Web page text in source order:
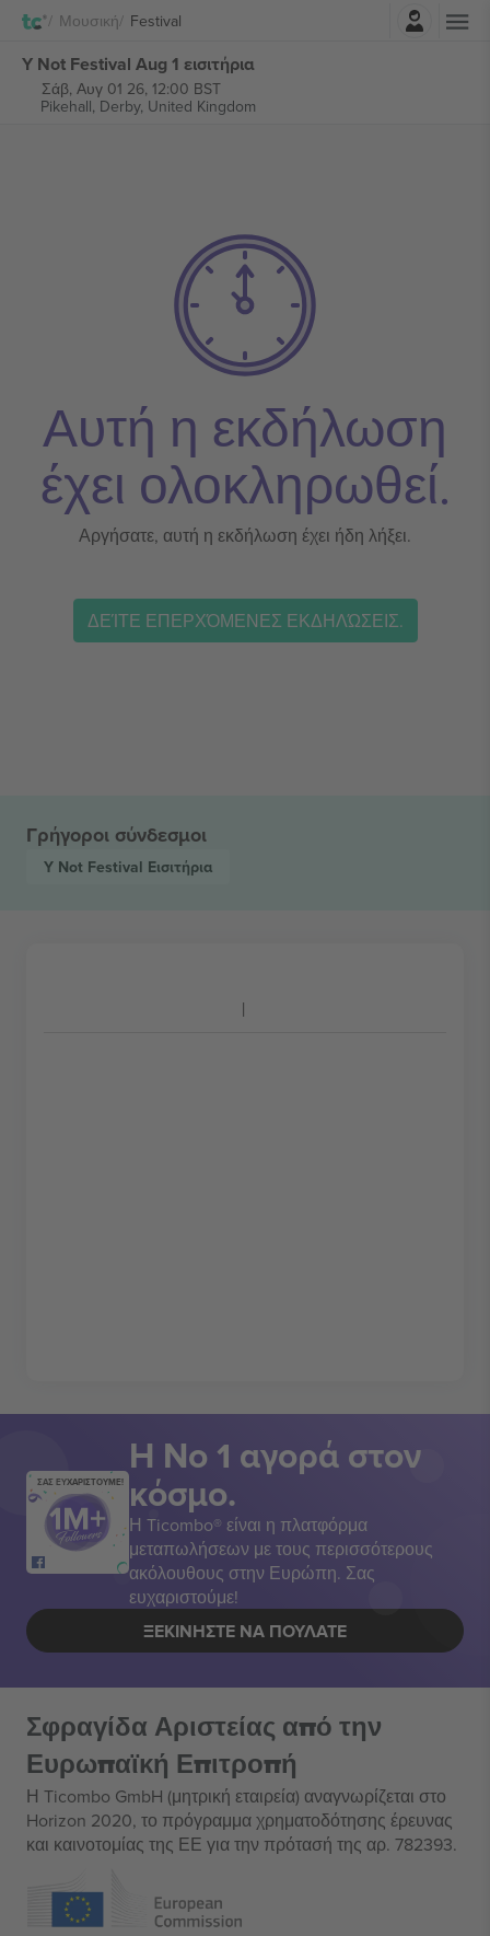
Μουσική Festival
Y Not Festival Aug 1 εισιτήρια
Σάβ, Αυγ 01 26, 12:00 BST
Pikehall, Derby, United Kingdom
Αυτή η εκδήλωση
έχει ολοκληρωθεί.
Αργήσατε, αυτή η εκδήλωση έχει ήδη λήξει.
ΔΕΊΤΕ ΕΠΕΡΧΌΜΕΝΕΣ ΕΚΔΗΛΏΣΕΙΣ.
Γρήγοροι σύνδεσμοι
Y Not Festival Εισιτήρια
ΣΑΣ ΕΥΧΑΡΙΣΤΟΥΜΕ!
Η Νο 1 αγορά στον
κόσμο.
Η Ticombo® είναι η πλατφόρμα
μεταπωλήσεων με τους περισσότερους
ακόλουθους στην Ευρώπη. Σας
ευχαριστούμε!
ΞΕΚΙΝΉΣΤΕ ΝΑ ΠΟΥΛΆΤΕ
Σφραγίδα Αριστείας από την
Ευρωπαϊκή Επιτροπή
Η Ticombo GmbH (μητρική εταιρεία) αναγνωρίζεται στο
Horizon 2020, το πρόγραμμα χρηματοδότησης έρευνας
και καινοτομίας της ΕΕ για την πρότασή της αρ. 782393.